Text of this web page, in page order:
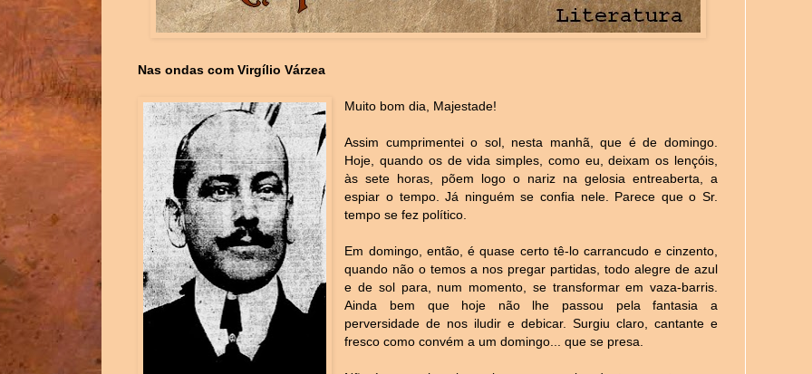
Nas ondas com Virgílio Várzea
Muito bom dia, Majestade!
Assim cumprimentei o sol, nesta manhã, que é de domingo.
Hoje, quando os de vida simples, como eu, deixam os lençóis,
às sete horas, põem logo o nariz na gelosia entreaberta, a
espiar o tempo. Já ninguém se confia nele. Parece que o Sr.
tempo se fez político.
Em domingo, então, é quase certo tê-lo carrancudo e cinzento,
quando não o temos a nos pregar partidas, todo alegre de azul
e de sol para, num momento, se transformar em vaza-barris.
Ainda bem que hoje não lhe passou pela fantasia a
perversidade de nos iludir e debicar. Surgiu claro, cantante e
fresco como convém a um domingo... que se presa.